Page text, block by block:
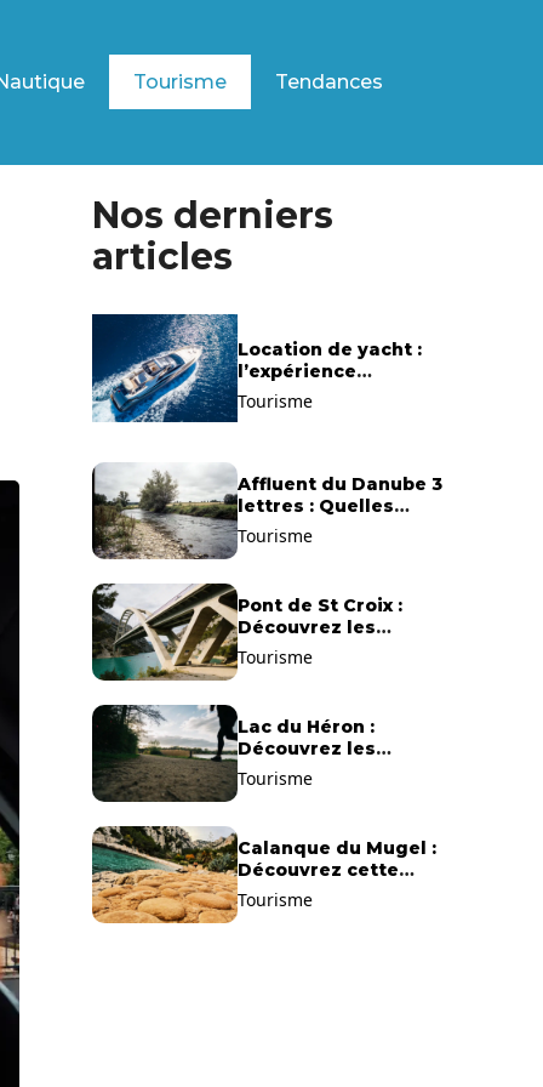
Tourisme Tendances
Nos derniers
articles
Location de yacht :
l’expérience
exclusive pour
découvrir la
Tourisme
Affluent du Danube 3
lettres : Quelles
solutions trouver ?
Tourisme
Pont de St Croix :
Découvrez les
gorges du Verdon !
Tourisme
Lac du Héron :
Découvrez les
meilleurs sentiers de
Tourisme
Calanque du Mugel :
Découvrez cette
plage paradisiaque à
Tourisme